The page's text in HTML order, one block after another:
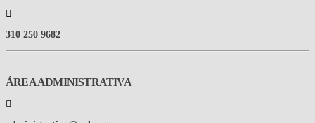
310 250 9682
ÁREA ADMINISTRATIVA